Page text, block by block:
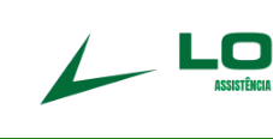
conteúdo